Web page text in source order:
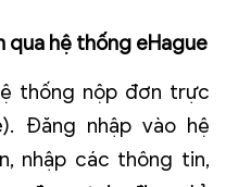
qua hệ thống eHague
thống nộp đơn trực
Đăng nhập vào hệ
nhập các thông tin,